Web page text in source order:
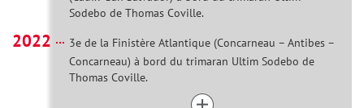
Sodebo de Thomas Coville.
2022
3e de la Finistère Atlantique (Concarneau – Antibes –
Concarneau) à bord du trimaran Ultim Sodebo de
Thomas Coville.